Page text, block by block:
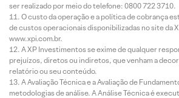
ser realizado por meio do telefone: 0800 722 3710.
O custo da operação e a política de cobrança
de custos operacionais disponibilizadas no site da
www.xpi.com.br.
A XP Investimentos se exime de qualquer
prejuízos, diretos ou indiretos, que venham a
relatório ou seu conteúdo.
A Avaliação Técnica e a Avaliação de
metodologias de análise. A Análise Técnica é